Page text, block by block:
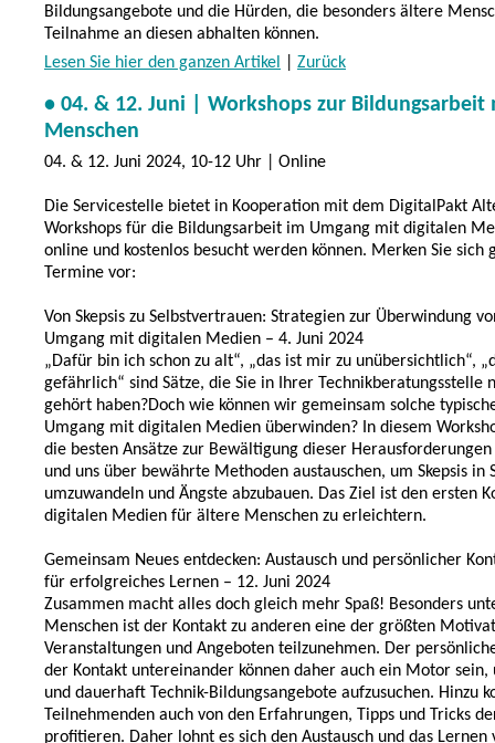
Bildungsangebote und die Hürden, die besonders ältere
Teilnahme an diesen abhalten können.
Lesen Sie hier den ganzen Artikel
Zurück
• 04. & 12. Juni | Workshops zur Bildungsarbeit
Menschen
04. & 12. Juni 2024, 10-12 Uhr | Online
Die Servicestelle bietet in Kooperation mit dem DigitalPakt
Workshops für die Bildungsarbeit im Umgang mit digitalen
online und kostenlos besucht werden können. Merken Sie sich
Termine vor:
Von Skepsis zu Selbstvertrauen: Strategien zur Überwindung
Umgang mit digitalen Medien – 4. Juni 2024
„Dafür bin ich schon zu alt“, „das ist mir zu unübersichtlich“,
gefährlich“ sind Sätze, die Sie in Ihrer Technikberatungsstelle
gehört haben?Doch wie können wir gemeinsam solche
Umgang mit digitalen Medien überwinden? In diesem
die besten Ansätze zur Bewältigung dieser
und uns über bewährte Methoden austauschen, um Skepsis in
umzuwandeln und Ängste abzubauen. Das Ziel ist den ersten
digitalen Medien für ältere Menschen zu erleichtern.
Gemeinsam Neues entdecken: Austausch und persönlicher
für erfolgreiches Lernen – 12. Juni 2024
Zusammen macht alles doch gleich mehr Spaß! Besonders
Menschen ist der Kontakt zu anderen eine der größten
Veranstaltungen und Angeboten teilzunehmen. Der
der Kontakt untereinander können daher auch ein Motor
und dauerhaft Technik-Bildungsangebote aufzusuchen. Hinzu
Teilnehmenden auch von den Erfahrungen, Tipps und Tricks
profitieren. Daher lohnt es sich den Austausch und das Lernen